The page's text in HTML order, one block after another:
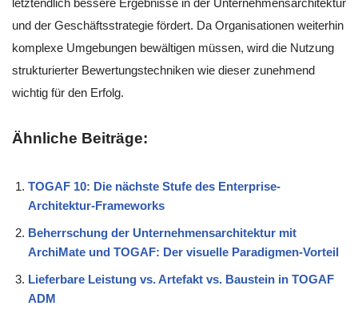
letztendlich bessere Ergebnisse in der Unternehmensarchitektur
und der Geschäftsstrategie fördert. Da Organisationen weiterhin
komplexe Umgebungen bewältigen müssen, wird die Nutzung
strukturierter Bewertungstechniken wie dieser zunehmend
wichtig für den Erfolg.
Ähnliche Beiträge:
TOGAF 10: Die nächste Stufe des Enterprise-
Architektur-Frameworks
Beherrschung der Unternehmensarchitektur mit
ArchiMate und TOGAF: Der visuelle Paradigmen-Vorteil
Lieferbare Leistung vs. Artefakt vs. Baustein in TOGAF
ADM